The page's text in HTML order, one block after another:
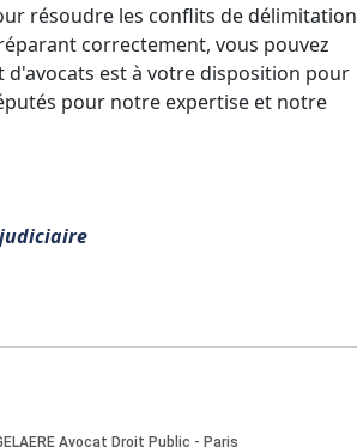
résoudre les conflits de délimitation
correctement, vous pouvez
est à votre disposition pour
pour notre expertise et notre